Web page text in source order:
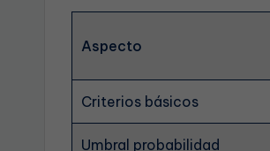
Aspecto
Criterios básicos
Umbral probabilidad